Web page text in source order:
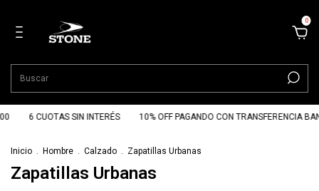
0
6 CUOTAS SIN INTERÉS 10% OFF PAGANDO CON TRANSFERENCIA
Inicio . Hombre . Calzado . Zapatillas Urbanas
Zapatillas Urbanas